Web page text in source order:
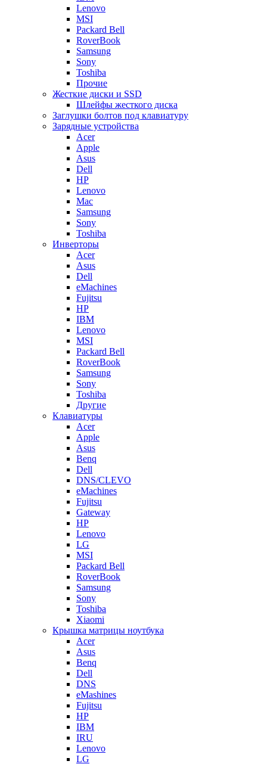
Lenovo
MSI
Packard Bell
RoverBook
Samsung
Sony
Toshiba
Прочие
Жесткие диски и SSD
Шлейфы жесткого диска
Заглушки болтов под клавиатуру
Зарядные устройства
Acer
Apple
Asus
Dell
HP
Lenovo
Mac
Samsung
Sony
Toshiba
Инверторы
Acer
Asus
Dell
eMachines
Fujitsu
HP
IBM
Lenovo
MSI
Packard Bell
RoverBook
Samsung
Sony
Toshiba
Другие
Клавиатуры
Acer
Apple
Asus
Benq
Dell
DNS/CLEVO
eMachines
Fujitsu
Gateway
HP
Lenovo
LG
MSI
Packard Bell
RoverBook
Samsung
Sony
Toshiba
Xiaomi
Крышка матрицы ноутбука
Acer
Asus
Benq
Dell
DNS
eMashines
Fujitsu
HP
IBM
IRU
Lenovo
LG